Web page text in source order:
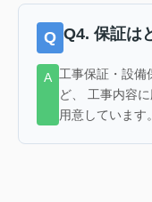
Q4. 保証は
工事保証・設備
ど、 工事内容
用意しています。